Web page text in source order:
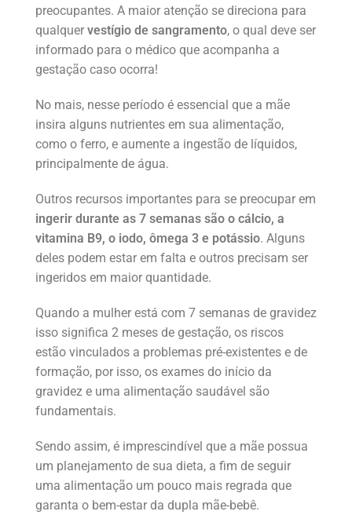
preocupantes. A maior atenção se direciona para
qualquer vestígio de sangramento, o qual deve ser
informado para o médico que acompanha a
gestação caso ocorra!
No mais, nesse período é essencial que a mãe
insira alguns nutrientes em sua alimentação,
como o ferro, e aumente a ingestão de líquidos,
principalmente de água.
Outros recursos importantes para se preocupar em
ingerir durante as 7 semanas são o cálcio, a
vitamina B9, o iodo, ômega 3 e potássio. Alguns
deles podem estar em falta e outros precisam ser
ingeridos em maior quantidade.
Quando a mulher está com 7 semanas de gravidez
isso significa 2 meses de gestação, os riscos
estão vinculados a problemas pré-existentes e de
formação, por isso, os exames do início da
gravidez e uma alimentação saudável são
fundamentais.
Sendo assim, é imprescindível que a mãe possua
um planejamento de sua dieta, a fim de seguir
uma alimentação um pouco mais regrada que
garanta o bem-estar da dupla mãe-bebê.